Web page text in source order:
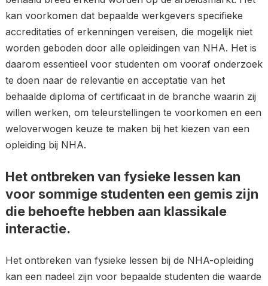
kan voorkomen dat bepaalde werkgevers specifieke
accreditaties of erkenningen vereisen, die mogelijk niet
worden geboden door alle opleidingen van NHA. Het is
daarom essentieel voor studenten om vooraf onderzoek
te doen naar de relevantie en acceptatie van het
behaalde diploma of certificaat in de branche waarin zij
willen werken, om teleurstellingen te voorkomen en een
weloverwogen keuze te maken bij het kiezen van een
opleiding bij NHA.
Het ontbreken van fysieke lessen kan
voor sommige studenten een gemis zijn
die behoefte hebben aan klassikale
interactie.
Het ontbreken van fysieke lessen bij de NHA-opleiding
kan een nadeel zijn voor bepaalde studenten die waarde